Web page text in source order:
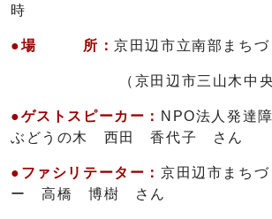
時
●場 所：京田辺市立南部まち
（京田辺市三山木中央四
●ゲストスピーカー： NPO法人発達
ぶどうの木 西田 香代子
さん
●ファシリテーター： 京田辺市まち
ー 高橋 博樹 さん